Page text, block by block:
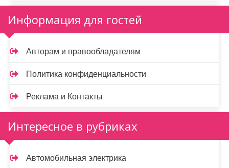
Информация для гостей
Авторам и правообладателям
Политика конфиденциальности
Реклама и Контакты
Интересное в рубриках
Автомобильная электрика